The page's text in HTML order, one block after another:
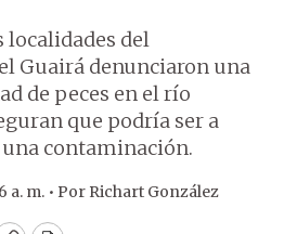
localidades del
Guairá denunciaron una
de peces en el río
que podría ser a
contaminación.
a. m. • Por Richart González